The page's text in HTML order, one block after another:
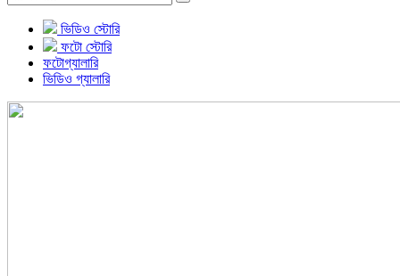
ভিডিও স্টোরি
ফটো স্টোরি
ফটোগ্যালারি
ভিডিও গ্যালারি